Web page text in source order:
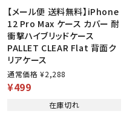
【メール便 送料無料】iPhone
12 Pro Max ケース カバー 耐
衝撃ハイブリッドケース
PALLET CLEAR Flat 背面ク
リアケース
通常価格 ¥2,288
¥499
在庫切れ